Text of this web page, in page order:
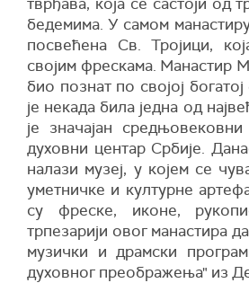
бедемима. У самом
посвећена Св. Тројици,
својим фрескама. Манастир
био познат по својој
је некада била једна од
је значајан
духовни центар Србије.
налази музеј, у којем се
уметничке и културне
су фреске, иконе,
трпезарији овог манастира
музички и драмски
духовног преображења" из